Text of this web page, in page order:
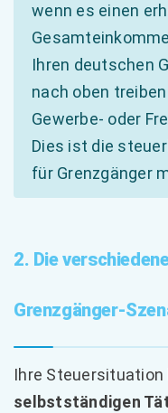
wenn es einen
Ihren deutschen
nach oben
Gewerbe- oder
Dies ist die
für Grenzgänger
2. Die
Grenzgänger-
Ihre
selbstständigen